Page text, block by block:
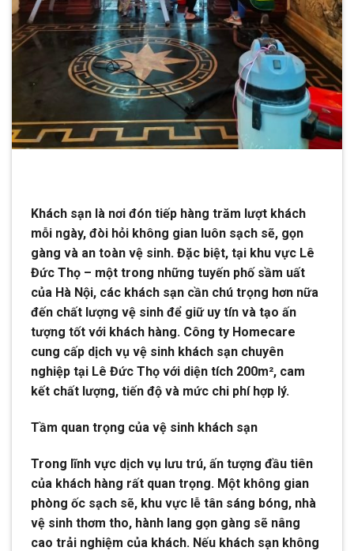
Khách sạn là nơi đón tiếp hàng trăm lượt khách
mỗi ngày, đòi hỏi không gian luôn sạch sẽ, gọn
gàng và an toàn vệ sinh. Đặc biệt, tại khu vực Lê
Đức Thọ – một trong những tuyến phố sầm uất
của Hà Nội, các khách sạn cần chú trọng hơn nữa
đến chất lượng vệ sinh để giữ uy tín và tạo ấn
tượng tốt với khách hàng. Công ty Homecare
cung cấp dịch vụ vệ sinh khách sạn chuyên
nghiệp tại Lê Đức Thọ với diện tích 200m², cam
kết chất lượng, tiến độ và mức chi phí hợp lý.
Tầm quan trọng của vệ sinh khách sạn
Trong lĩnh vực dịch vụ lưu trú, ấn tượng đầu tiên
của khách hàng rất quan trọng. Một không gian
phòng ốc sạch sẽ, khu vực lễ tân sáng bóng, nhà
vệ sinh thơm tho, hành lang gọn gàng sẽ nâng
cao trải nghiệm của khách. Nếu khách sạn không